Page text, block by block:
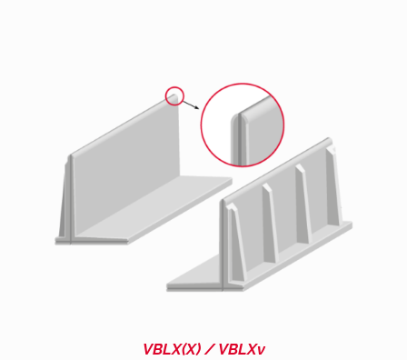
VBLX(X) / VBLXv